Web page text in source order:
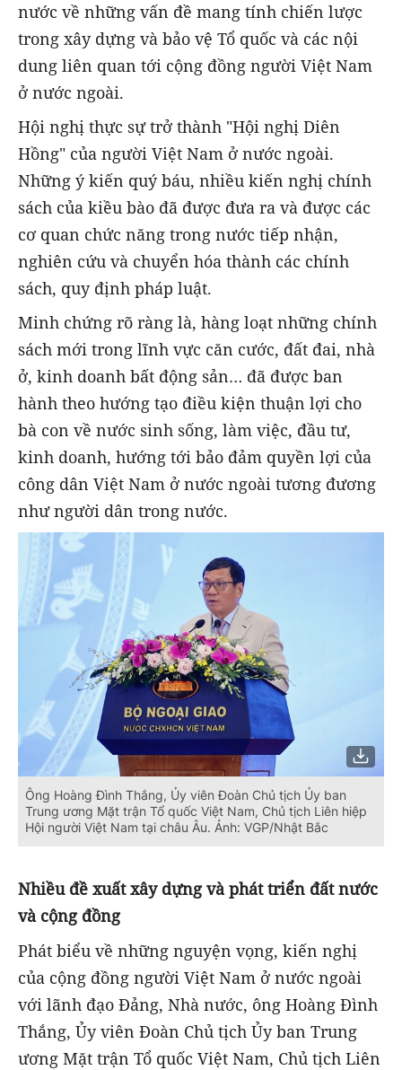
nước về những vấn đề mang tính chiến lược
trong xây dựng và bảo vệ Tổ quốc và các nội
dung liên quan tới cộng đồng người Việt Nam
ở nước ngoài.
Hội nghị thực sự trở thành "Hội nghị Diên
Hồng" của người Việt Nam ở nước ngoài.
Những ý kiến quý báu, nhiều kiến nghị chính
sách của kiều bào đã được đưa ra và được các
cơ quan chức năng trong nước tiếp nhận,
nghiên cứu và chuyển hóa thành các chính
sách, quy định pháp luật.
Minh chứng rõ ràng là, hàng loạt những chính
sách mới trong lĩnh vực căn cước, đất đai, nhà
ở, kinh doanh bất động sản… đã được ban
hành theo hướng tạo điều kiện thuận lợi cho
bà con về nước sinh sống, làm việc, đầu tư,
kinh doanh, hướng tới bảo đảm quyền lợi của
công dân Việt Nam ở nước ngoài tương đương
như người dân trong nước.
Ông Hoàng Đình Thắng, Ủy viên Đoàn Chủ tịch Ủy ban
Trung ương Mặt trận Tổ quốc Việt Nam, Chủ tịch Liên hiệp
Hội người Việt Nam tại châu Âu. Ảnh: VGP/Nhật Bắc
Nhiềuđề xuất xây dựng và phát triển đất nước
và cộng đồng
Phát biểu về những nguyện vọng, kiến nghị
của cộng đồng người Việt Nam ở nước ngoài
với lãnh đạo Đảng, Nhà nước, ông Hoàng Đình
Thắng, Ủy viên Đoàn Chủ tịch Ủy ban Trung
ương Mặt trận Tổ quốc Việt Nam, Chủ tịch Liên